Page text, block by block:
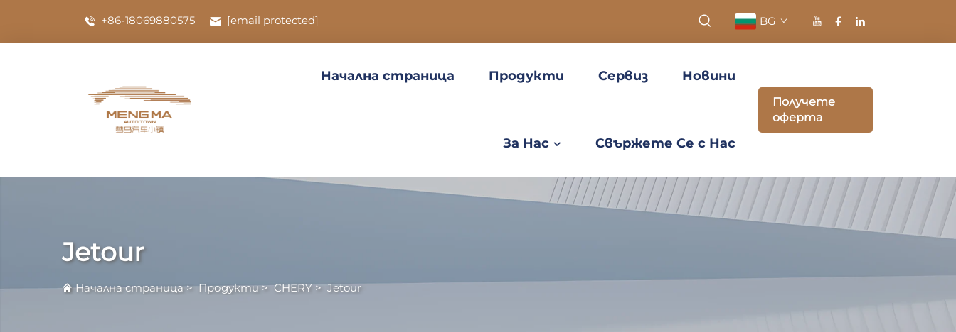
+86-18069880575 [email protected] BG
Начална страница Продукти Сервиз Новини
За Нас Свържете Се с Нас
Получете
оферта
Jetour
Начална страница>Продукти>CHERY>Jetour